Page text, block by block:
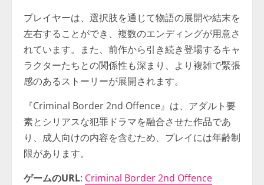
プレイヤーは、選択肢を通じて物語の展開や結末を
左右することができ、複数のエンディングが用意さ
れています。​また、前作から引き続き登場するキャ
ラクターたちとの関係性も深まり、より複雑で緊張
感のあるストーリーが展開されます。​
『Criminal Border 2nd Offence』は、アダルト要
素とシリアスな犯罪ドラマを融合させた作品であ
り、成人向けの内容を含むため、プレイには年齢制
限があります。​
ゲームのURL: Criminal Border 2nd Offence